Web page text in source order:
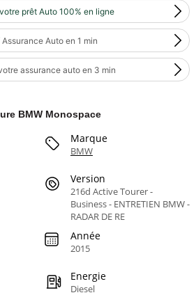
prêt Auto 100% en ligne
Assurance Auto en 1 min
assurance auto en 3 min
BMW Monospace
Marque
BMW
Version
216d Active Tourer -
Business - ENTRETIEN BMW -
RADAR DE RE
Année
2015
Energie
Diesel